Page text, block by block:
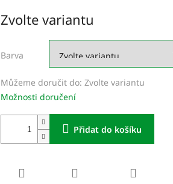
cena:
Zvolte variantu
Barva
Můžeme doručit do: Zvolte variantu
Možnosti doručení
Přidat do košíku